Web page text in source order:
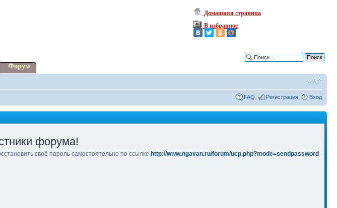
Домашняя страница
В избранное
Форум
FAQ Регистрация Вход
форума!
своё пароль самостоятельно по ссылке http://www.ngavan.ru/forum/ucp.php?mode=sendpassword